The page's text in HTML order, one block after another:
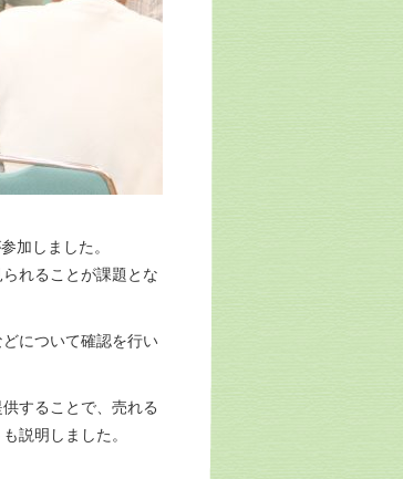
加しました。
れることが課題とな
について確認を行い
することで、売れる
説明しました。